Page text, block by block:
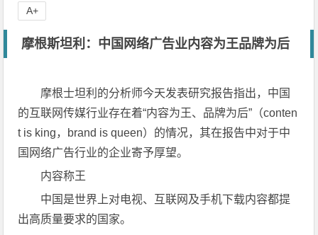
摩根斯坦利：中国网络广告业内容为王品牌为后
摩根士坦利的分析师今天发表研究报告指出，中国
的互联网传媒行业存在着“内容为王、品牌为后”（conten
t is king，brand is queen）的情况，其在报告中对于中
国网络广告行业的企业寄予厚望。
内容称王
中国是世界上对电视、互联网及手机下载内容都提
出高质量要求的国家。
A+